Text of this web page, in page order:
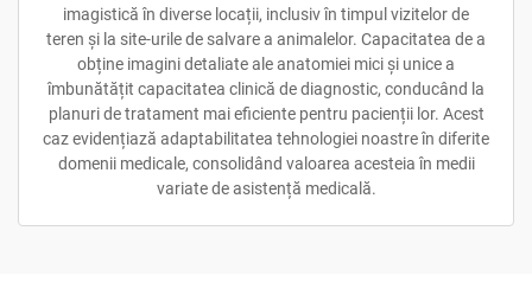
imagistică în diverse locații, inclusiv în timpul vizitelor de
teren și la site-urile de salvare a animalelor. Capacitatea de a
obține imagini detaliate ale anatomiei mici și unice a
îmbunătățit capacitatea clinică de diagnostic, conducând la
planuri de tratament mai eficiente pentru pacienții lor. Acest
caz evidențiază adaptabilitatea tehnologiei noastre în diferite
domenii medicale, consolidând valoarea acesteia în medii
variate de asistență medicală.